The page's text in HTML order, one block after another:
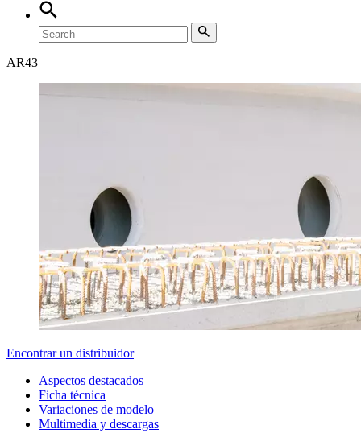
AR43
Encontrar un distribuidor
Aspectos destacados
Ficha técnica
Variaciones de modelo
Multimedia y descargas